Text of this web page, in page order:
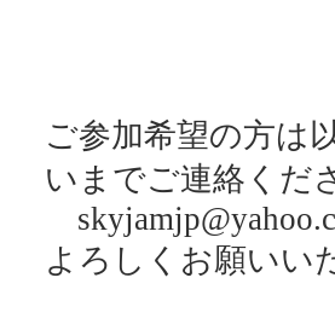
ご参加希望の方は
いまでご連絡くだ
よろしくお願いい